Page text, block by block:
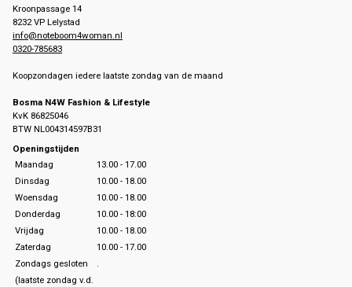
Kroonpassage 14
8232 VP Lelystad
info@noteboom4woman.nl
0320-785683
Koopzondagen iedere laatste zondag van de maand
Bosma N4W Fashion & Lifestyle
KvK 86825046
BTW NL004314597B31
Openingstijden
Maandag
13.00 - 17.00
Dinsdag
10.00 - 18.00
Woensdag
10.00 - 18.00
Donderdag
10.00 - 18:00
Vrijdag
10.00 - 18.00
Zaterdag
10.00 - 17.00
Zondags gesloten
.
(laatste zondag v.d.